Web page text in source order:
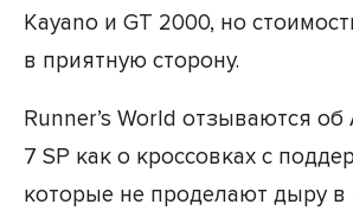
Kayano и GT 2000, но
в приятную сторону.
Runner’s World отзываются об
7 SP как о кроссовках с
которые не проделают дыру